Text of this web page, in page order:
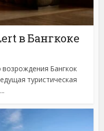
в Бангкоке
Бангкок
туристическая